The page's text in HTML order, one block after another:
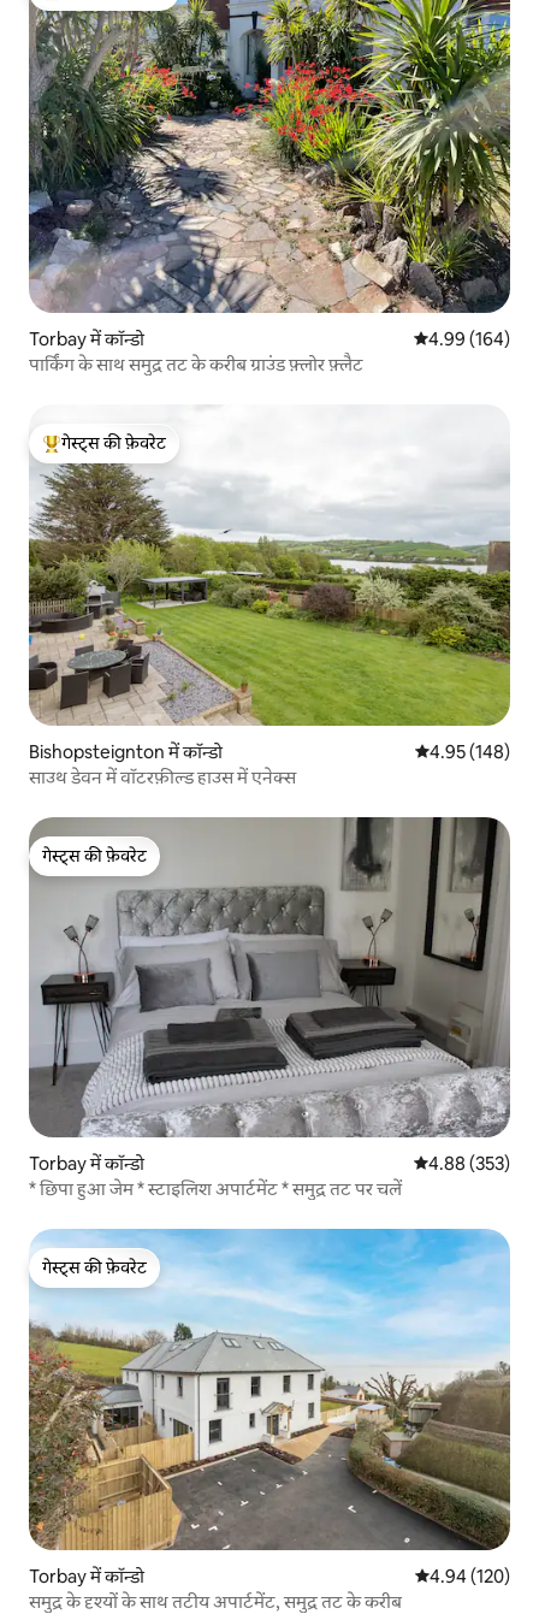
Torbay में कॉन्डो औसत रेटिंग 5 में से
4.99 (164)
पार्किंग के साथ समुद्र तट के करीब ग्राउंड फ़्लोर फ़्लैट
गेस्ट्स का टॉप फ़ेवरेट
गेस्ट्स की फ़ेवरेट
Bishopsteignton में कॉन्डो औसत रेटिंग 5 में से
4.95 (148)
साउथ डेवन में वॉटरफ़ील्ड हाउस में एनेक्स
गेस्ट्स की फ़ेवरेट
गेस्ट्स की फ़ेवरेट
Torbay में कॉन्डो औसत रेटिंग 5 में से
4.88 (353)
* छिपा हुआ जेम * स्टाइलिश अपार्टमेंट * समुद्र तट पर चलें
गेस्ट्स की फ़ेवरेट
गेस्ट्स की फ़ेवरेट
Torbay में कॉन्डो औसत रेटिंग 5 में से
4.94 (120)
समुद्र के दृश्यों के साथ तटीय अपार्टमेंट, समुद्र तट के करीब